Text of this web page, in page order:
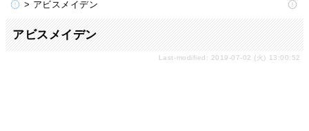
> アビスメイデン
アビスメイデン
Last-modified: 2019-07-02 (火) 13:00:52